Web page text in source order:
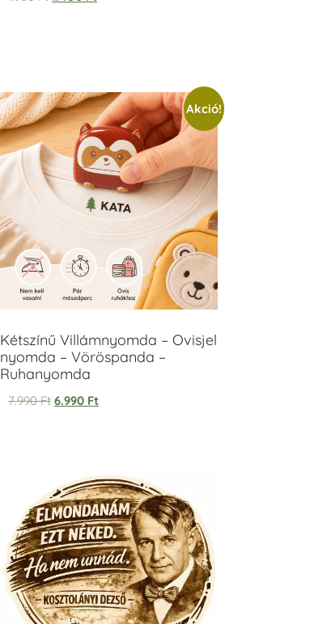
Akció!
Kétszínű Villámnyomda – Ovisjel
nyomda – Vöröspanda –
Ruhanyomda
7.990Ft 6.990 Ft